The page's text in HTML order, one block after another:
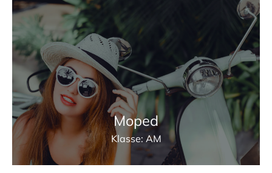
Moped
Klasse: AM